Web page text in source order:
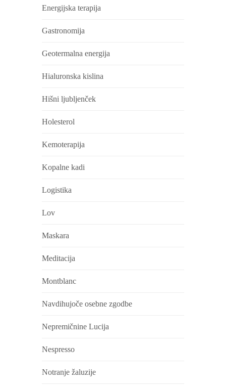
Energijska terapija
Gastronomija
Geotermalna energija
Hialuronska kislina
Hišni ljubljenček
Holesterol
Kemoterapija
Kopalne kadi
Logistika
Lov
Maskara
Meditacija
Montblanc
Navdihujoče osebne zgodbe
Nepremičnine Lucija
Nespresso
Notranje žaluzije